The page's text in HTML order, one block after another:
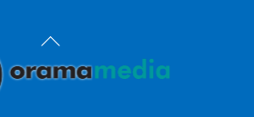
Back
To